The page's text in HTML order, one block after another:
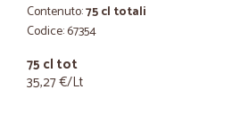
Contenuto:75 cl totali
Codice: 67354
75 cl tot
35,27 €/Lt